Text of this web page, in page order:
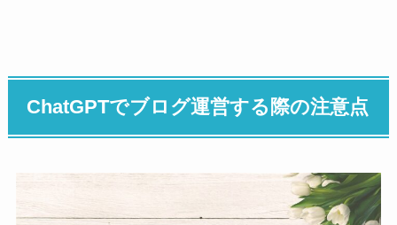
ChatGPTでブログ運営する際の注意点